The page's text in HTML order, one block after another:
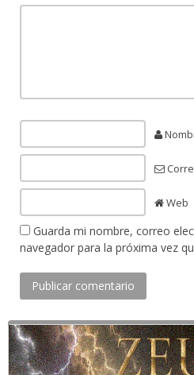
Web
Guarda mi nombre, correo
navegador para la próxima vez